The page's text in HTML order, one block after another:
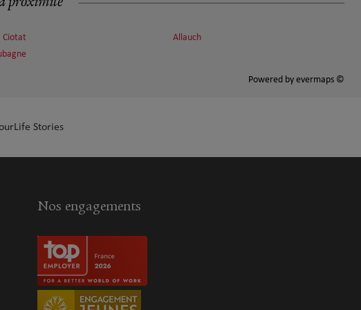
Ciotat
Allauch
Powered by evermaps ©
Stories
Nos engagements